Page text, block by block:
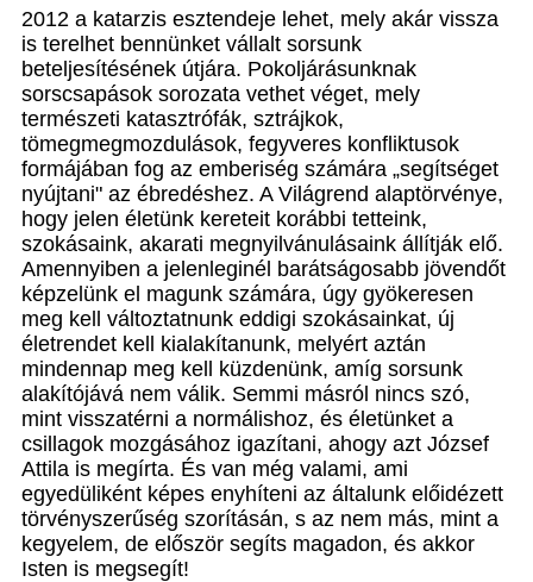
2012 a katarzis esztendeje lehet, mely akár vissza
is terelhet bennünket vállalt sorsunk
beteljesítésének útjára. Pokoljárásunknak
sorscsapások sorozata vethet véget, mely
természeti katasztrófák, sztrájkok,
tömegmegmozdulások, fegyveres konfliktusok
formájában fog az emberiség számára „segítséget
nyújtani" az ébredéshez. A Világrend alaptörvénye,
hogy jelen életünk kereteit korábbi tetteink,
szokásaink, akarati megnyilvánulásaink állítják elő.
Amennyiben a jelenleginél barátságosabb jövendőt
képzelünk el magunk számára, úgy gyökeresen
meg kell változtatnunk eddigi szokásainkat, új
életrendet kell kialakítanunk, melyért aztán
mindennap meg kell küzdenünk, amíg sorsunk
alakítójává nem válik. Semmi másról nincs szó,
mint visszatérni a normálishoz, és életünket a
csillagok mozgásához igazítani, ahogy azt József
Attila is megírta. És van még valami, ami
egyedüliként képes enyhíteni az általunk előidézett
törvényszerűség szorításán, s az nem más, mint a
kegyelem, de először segíts magadon, és akkor
Isten is megsegít!